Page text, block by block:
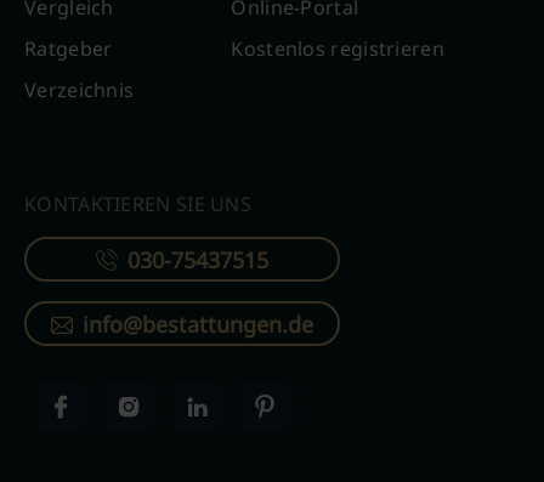
Vergleich
Ratgeber
Verzeichnis
Online-Portal
Kostenlos registrieren
KONTAKTIEREN SIE UNS
030-75437515
info@bestattungen.de